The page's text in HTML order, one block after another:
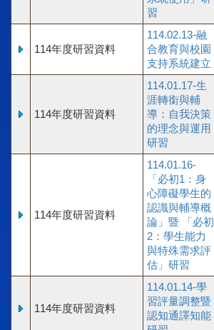
習
114年度研習資料
114.02.13-融
合教育與校園
支持系統建立
114年度研習資料
114.01.17-生
涯轉銜與輔
導：自我決策
的理念與運用
研習
114年度研習資料
114.01.16-
「必初1：身
心障礙學生的
認識與輔導概
論」暨 「必初
2：學生能力
與特殊需求評
估」研習
114年度研習資料
114.01.14-學
習評量調整暨
認知通譯知能